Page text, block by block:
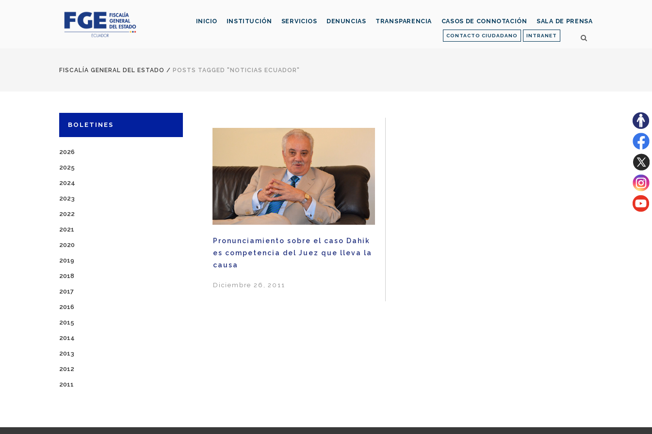
CONTACTO CIUDADANO INTRANET
INICIO INSTITUCIÓN SERVICIOS DENUNCIAS TRANSPARENCIA CASOS DE CONNOTACIÓN SALA DE PRENSA
FISCALÍA GENERAL DEL ESTADO / POSTS TAGGED "NOTICIAS ECUADOR"
BOLETINES
2026
2025
2024
2023
2022
2021
2020
2019
2018
2017
2016
2015
2014
2013
2012
2011
Pronunciamiento sobre el caso Dahik
es competencia del Juez que lleva la
causa
Diciembre 26, 2011